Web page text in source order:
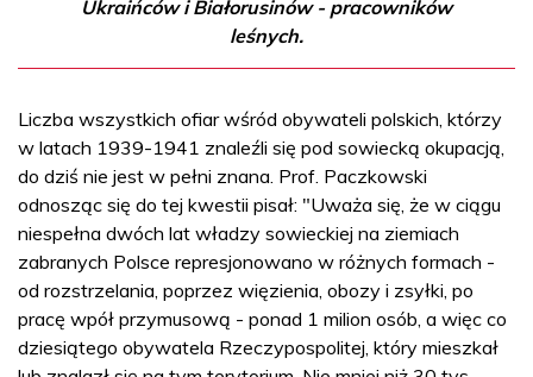
Ukraińców i Białorusinów - pracowników
leśnych.
Liczba wszystkich ofiar wśród obywateli polskich, którzy
w latach 1939-1941 znaleźli się pod sowiecką okupacją,
do dziś nie jest w pełni znana. Prof. Paczkowski
odnosząc się do tej kwestii pisał: "Uważa się, że w ciągu
niespełna dwóch lat władzy sowieckiej na ziemiach
zabranych Polsce represjonowano w różnych formach -
od rozstrzelania, poprzez więzienia, obozy i zsyłki, po
pracę wpół przymusową - ponad 1 milion osób, a więc co
dziesiątego obywatela Rzeczypospolitej, który mieszkał